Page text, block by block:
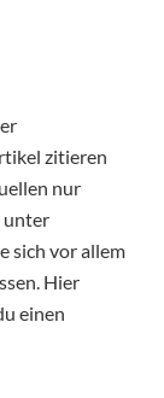
zitieren
nur
unter
sich vor allem
Hier
einen